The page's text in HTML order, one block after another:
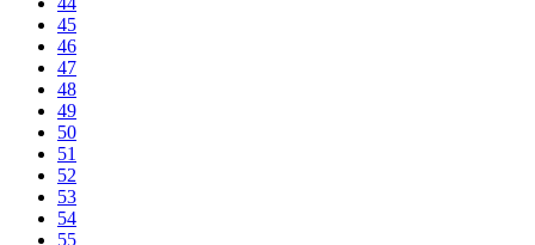
45
46
47
48
49
50
51
52
53
54
55